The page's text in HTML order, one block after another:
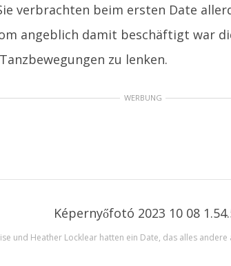
verbrachten beim ersten Date
angeblich damit beschäftigt war
zu lenken.
WERBUNG
und Heather Locklear hatten ein Date, das alles